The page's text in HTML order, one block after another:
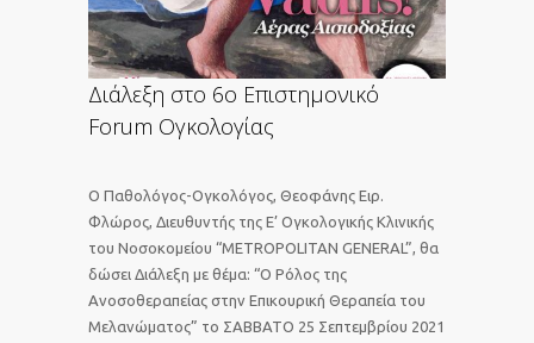
Διάλεξη στο 6o Επιστημονικό
Forum Ογκολογίας
Ο Παθολόγος-Ογκολόγος, Θεοφάνης Ειρ.
Φλώρος, Διευθυντής της Ε’ Ογκολογικής Κλινικής
του Νοσοκομείου “METROPOLITAN GENERAL”, θα
δώσει Διάλεξη με θέμα: “O Ρόλος της
Ανοσοθεραπείας στην Επικουρική Θεραπεία του
Μελανώματος” το ΣΑΒΒΑΤΟ 25 Σεπτεμβρίου 2021